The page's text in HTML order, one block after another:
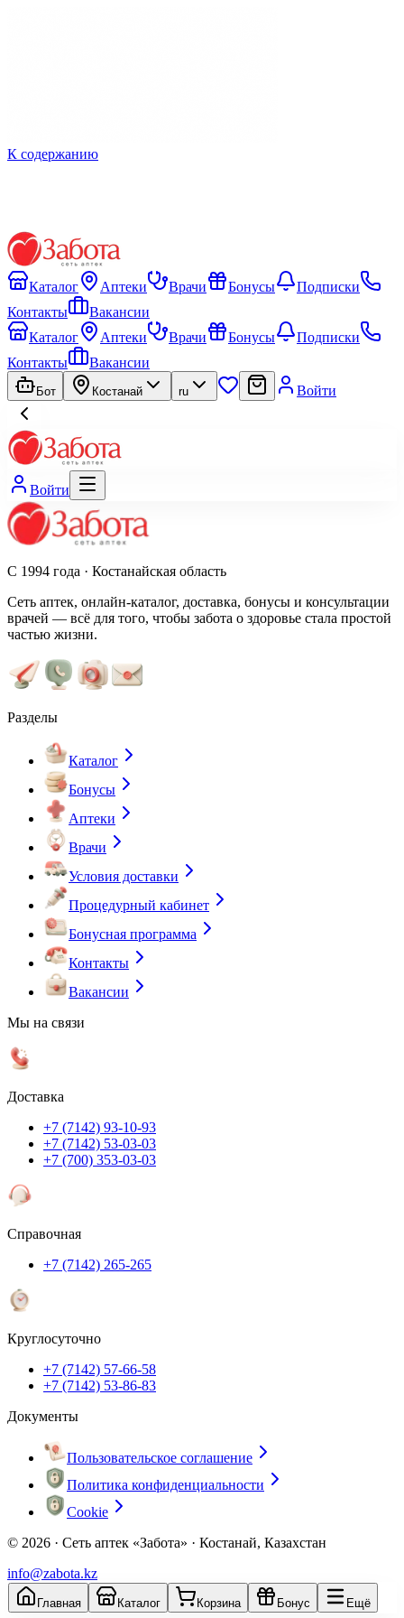
К содержанию
Каталог Аптеки Врачи Бонусы
Подписки
Контакты
Вакансии
Каталог
Аптеки Врачи Бонусы
Подписки
Контакты
Вакансии
Бот Костанай ru Войти
Войти
С 1994 года · Костанайская область
Сеть аптек, онлайн-каталог, доставка, бонусы и консультации
врачей — всё для того, чтобы забота о здоровье стала простой
частью жизни.
Разделы
Каталог
Бонусы
Аптеки
Врачи
Условия доставки
Процедурный кабинет
Бонусная программа
Контакты
Вакансии
Мы на связи
Доставка
+7 (7142) 93-10-93
+7 (7142) 53-03-03
+7 (700) 353-03-03
Справочная
+7 (7142) 265-265
Круглосуточно
+7 (7142) 57-66-58
+7 (7142) 53-86-83
Документы
Пользовательское соглашение
Политика конфиденциальности
Cookie
© 2026 · Сеть аптек «Забота» · Костанай, Казахстан
info@zabota.kz
Главная Каталог Корзина Бонус Ещё